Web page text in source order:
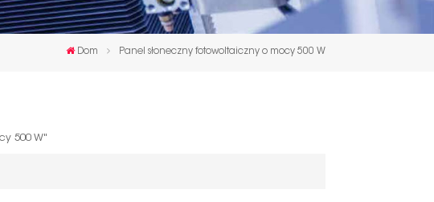
日语
한국인
Dom Panel słoneczny fotowoltaiczny o mocy 500 W
500 W"